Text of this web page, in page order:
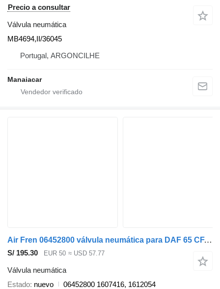
Precio a consultar
Válvula neumática
MB4694,II/36045
Portugal, ARGONCILHE
Manaiacar
Air Fren 06452800 válvula neumática para DAF 65 CF, 75 CF, 85 CF, 95 XF, CF 65, CF 75, CF 85, XF 105, XF camión
S/ 195.30 EUR 50 ≈ USD 57.77
Válvula neumática
Estado nuevo
06452800 1607416, 1612054